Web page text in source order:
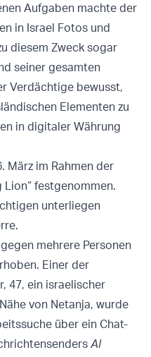
Aufgaben machte der
in Israel Fotos und
diesem Zweck sogar
seiner gesamten
Verdächtige bewusst,
Elementen zu
in digitaler Währung
März im Rahmen der
Lion“ festgenommen.
unterliegen
mehrere Personen
Einer der
47, ein israelischer
von Netanja, wurde
über ein Chat-
Al